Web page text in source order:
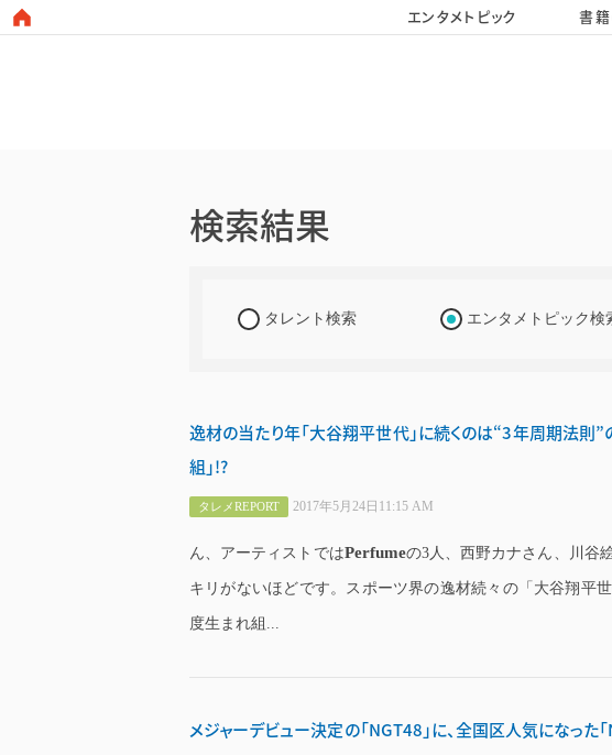
エンタメトピック 書
検索結果
タレント検索 エンタメトピック検
逸材の当たり年「大谷翔平世代」に続くのは“3年周期法則
組」!?
タレメREPORT 2017年5月24日11:15 AM
ん、アーティストではPerfumeの3人、西野カナさん、川谷
キリがないほどです。スポーツ界の逸材続々の「大谷翔平
度生まれ組...
メジャーデビュー決定の「NGT48」に、全国区人気になった